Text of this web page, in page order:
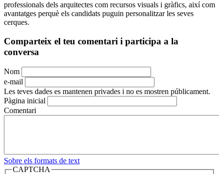
professionals dels arquitectes com recursos visuals i gràfics, així com
avantatges perquè els candidats puguin personalitzar les seves
cerques.
Comparteix el teu comentari i participa a la
conversa
Nom
e-mail
Les teves dades es mantenen privades i no es mostren públicament.
Pàgina inicial
Comentari
Sobre els formats de text
CAPTCHA